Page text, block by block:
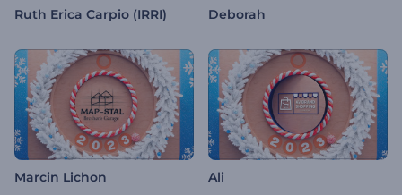
Ruth Erica Carpio (IRRI) Deborah
Marcin Lichon Ali